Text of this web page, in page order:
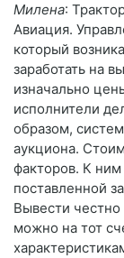
Милена:
Авиация.
который
заработать на
изначально
исполнители
образом,
аукциона.
факторов. К
поставленной
Вывести
можно на тот